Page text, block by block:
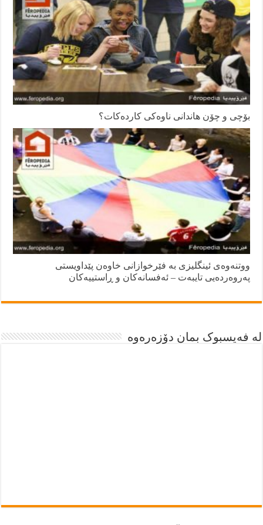
بۆچى و چۆن هاندانى ناوه‌كى كارده‌كات؟
ووتنەوەی ئینگلیزی بە فێرخوازانی خاوەن پێداویستی
پەروەردەیی تایبەت – ئەفسانەکان و ڕاستییەکان
لە فەیسبوک بمان دۆزەرەوە